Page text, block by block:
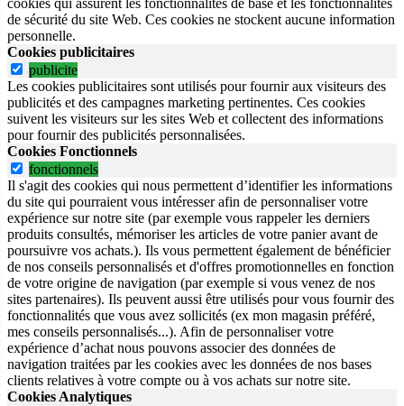
cookies qui assurent les fonctionnalités de base et les fonctionnalités
de sécurité du site Web. Ces cookies ne stockent aucune information
personnelle.
Cookies publicitaires
publicite
Les cookies publicitaires sont utilisés pour fournir aux visiteurs des
publicités et des campagnes marketing pertinentes. Ces cookies
suivent les visiteurs sur les sites Web et collectent des informations
pour fournir des publicités personnalisées.
Cookies Fonctionnels
fonctionnels
Il s'agit des cookies qui nous permettent d’identifier les informations
du site qui pourraient vous intéresser afin de personnaliser votre
expérience sur notre site (par exemple vous rappeler les derniers
produits consultés, mémoriser les articles de votre panier avant de
poursuivre vos achats.). Ils vous permettent également de bénéficier
de nos conseils personnalisés et d'offres promotionnelles en fonction
de votre origine de navigation (par exemple si vous venez de nos
sites partenaires). Ils peuvent aussi être utilisés pour vous fournir des
fonctionnalités que vous avez sollicités (ex mon magasin préféré,
mes conseils personnalisés...). Afin de personnaliser votre
expérience d’achat nous pouvons associer des données de
navigation traitées par les cookies avec les données de nos bases
clients relatives à votre compte ou à vos achats sur notre site.
Cookies Analytiques